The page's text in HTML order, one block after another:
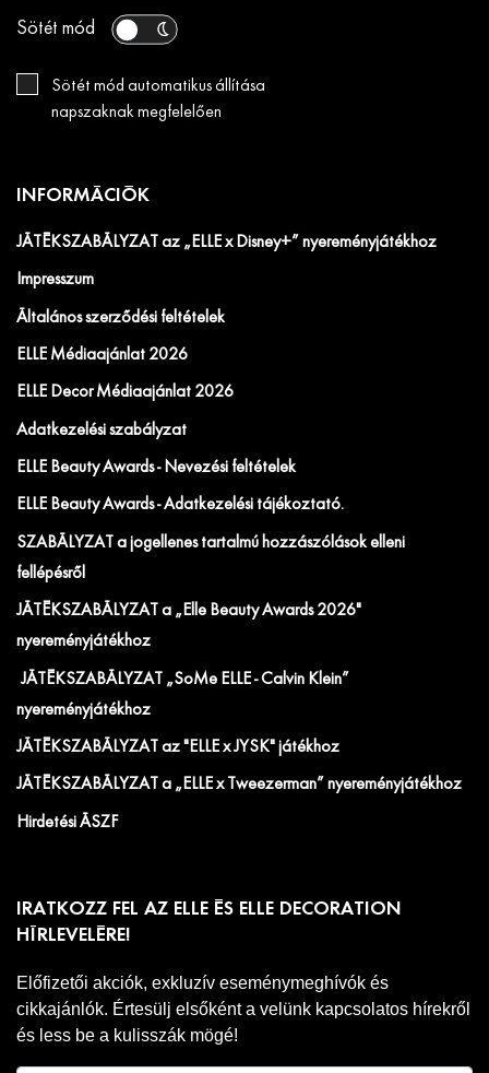
Sötét mód
Sötét mód automatikus állítása
napszaknak megfelelően
INFORMÁCIÓK
JÁTÉKSZABÁLYZAT az „ELLE x Disney+” nyereményjátékhoz
Impresszum
Általános szerződési feltételek
ELLE Médiaajánlat 2026
ELLE Decor Médiaajánlat 2026
Adatkezelési szabályzat
ELLE Beauty Awards - Nevezési feltételek
ELLE Beauty Awards - Adatkezelési tájékoztató.
SZABÁLYZAT a jogellenes tartalmú hozzászólások elleni
fellépésről
JÁTÉKSZABÁLYZAT a „Elle Beauty Awards 2026"
nyereményjátékhoz
JÁTÉKSZABÁLYZAT „SoMe ELLE - Calvin Klein”
nyereményjátékhoz
JÁTÉKSZABÁLYZAT az "ELLE x JYSK" játékhoz
JÁTÉKSZABÁLYZAT a „ELLE x Tweezerman” nyereményjátékhoz
Hirdetési ÁSZF
IRATKOZZ FEL AZ ELLE ÉS ELLE DECORATION
HÍRLEVELÉRE!
Előfizetői akciók, exkluzív eseménymeghívók és
cikkajánlók. Értesülj elsőként a velünk kapcsolatos hírekről
és less be a kulisszák mögé!